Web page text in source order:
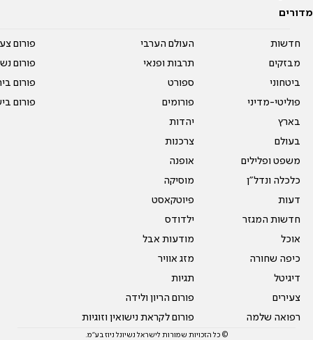
מדורים
חדשות
מבזקים
ביטחוני
פוליטי-מדיני
בארץ
בעולם
משפט ופלילים
כלכלה ונדל"ן
דעות
חדשות המגזר
אוכל
כיפה שחורה
דיגיטל
צעירים
רפואה שלמה
העולם הערבי
תרבות ופנאי
ספורט
פורומים
יהדות
צרכנות
אופנה
מוסיקה
פיוטקאסט
ילדודס
מודעות אבל
מזג אוויר
תגיות
פורום הריון ולידה
פורום לקראת נישואין וזוגיות
פורום
פורום
פורום
פורום
© כל הזכויות שמורות לישראל נשיונל ניוז בע"מ.